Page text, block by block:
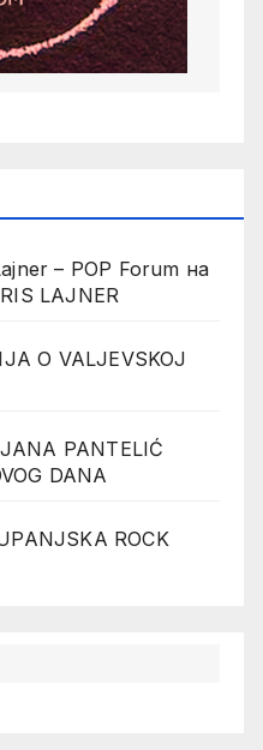
– POP Forum на
LAJNER
O VALJEVSKOJ
PANTELIĆ
DANA
ROCK